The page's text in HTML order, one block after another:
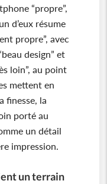
“propre”,
d’eux résume
propre”, avec
design” et
loin”, au point
mettent en
finesse, la
porté au
un détail
impression.
un terrain